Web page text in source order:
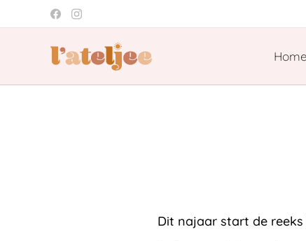
Home
Dit najaar start de reeks